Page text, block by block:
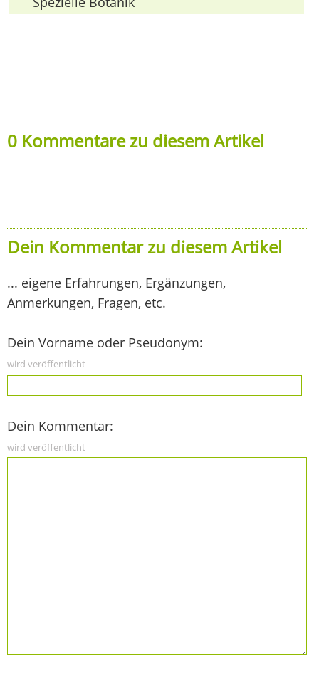
0 Kommentare zu diesem Artikel
Dein Kommentar zu diesem Artikel
... eigene Erfahrungen, Ergänzungen,
Anmerkungen, Fragen, etc.
Dein Vorname oder Pseudonym:
wird veröffentlicht
Dein Kommentar:
wird veröffentlicht